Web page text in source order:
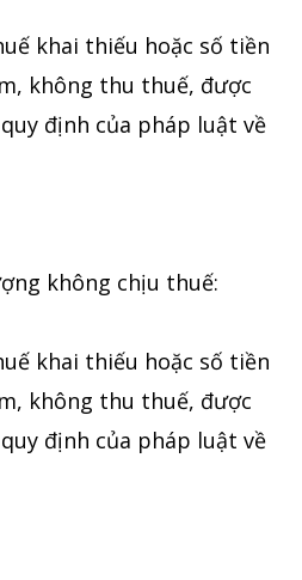
khai thiếu hoặc số tiền
không thu thuế, được
định của pháp luật về
không chịu thuế:
khai thiếu hoặc số tiền
không thu thuế, được
định của pháp luật về